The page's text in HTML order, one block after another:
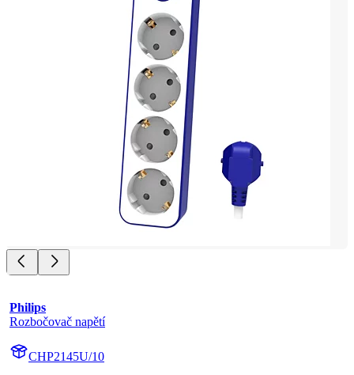
Philips
Rozbočovač napětí
CHP2145U/10